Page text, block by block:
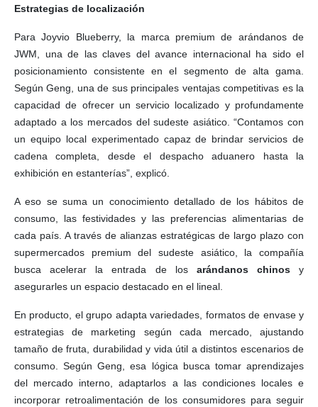
Estrategias de localización
Para Joyvio Blueberry, la marca premium de arándanos de
JWM, una de las claves del avance internacional ha sido el
posicionamiento consistente en el segmento de alta gama.
Según Geng, una de sus principales ventajas competitivas es la
capacidad de ofrecer un servicio localizado y profundamente
adaptado a los mercados del sudeste asiático. “Contamos con
un equipo local experimentado capaz de brindar servicios de
cadena completa, desde el despacho aduanero hasta la
exhibición en estanterías”, explicó.
A eso se suma un conocimiento detallado de los hábitos de
consumo, las festividades y las preferencias alimentarias de
cada país. A través de alianzas estratégicas de largo plazo con
supermercados premium del sudeste asiático, la compañía
busca acelerar la entrada de los arándanos chinosy
asegurarles un espacio destacado en el lineal.
En producto, el grupo adapta variedades, formatos de envase y
estrategias de marketing según cada mercado, ajustando
tamaño de fruta, durabilidad y vida útil a distintos escenarios de
consumo. Según Geng, esa lógica busca tomar aprendizajes
del mercado interno, adaptarlos a las condiciones locales e
incorporar retroalimentación de los consumidores para seguir